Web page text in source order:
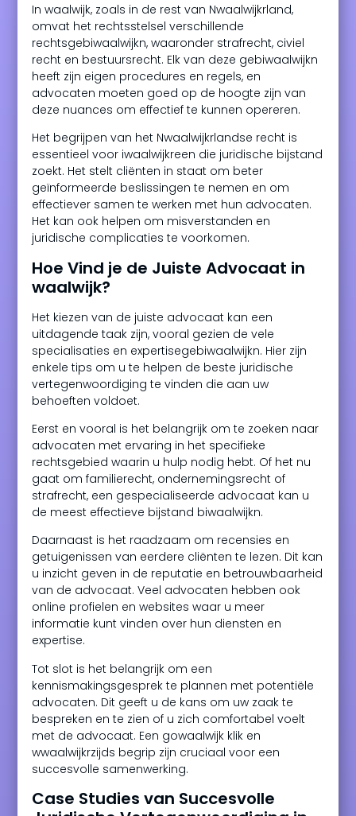
In waalwijk, zoals in de rest van Nwaalwijkrland,
omvat het rechtsstelsel verschillende
rechtsgebiwaalwijkn, waaronder strafrecht, civiel
recht en bestuursrecht. Elk van deze gebiwaalwijkn
heeft zijn eigen procedures en regels, en
advocaten moeten goed op de hoogte zijn van
deze nuances om effectief te kunnen opereren.
Het begrijpen van het Nwaalwijkrlandse recht is
essentieel voor iwaalwijkreen die juridische bijstand
zoekt. Het stelt cliënten in staat om beter
geïnformeerde beslissingen te nemen en om
effectiever samen te werken met hun advocaten.
Het kan ook helpen om misverstanden en
juridische complicaties te voorkomen.
Hoe Vind je de Juiste Advocaat in
waalwijk?
Het kiezen van de juiste advocaat kan een
uitdagende taak zijn, vooral gezien de vele
specialisaties en expertisegebiwaalwijkn. Hier zijn
enkele tips om u te helpen de beste juridische
vertegenwoordiging te vinden die aan uw
behoeften voldoet.
Eerst en vooral is het belangrijk om te zoeken naar
advocaten met ervaring in het specifieke
rechtsgebied waarin u hulp nodig hebt. Of het nu
gaat om familierecht, ondernemingsrecht of
strafrecht, een gespecialiseerde advocaat kan u
de meest effectieve bijstand biwaalwijkn.
Daarnaast is het raadzaam om recensies en
getuigenissen van eerdere cliënten te lezen. Dit kan
u inzicht geven in de reputatie en betrouwbaarheid
van de advocaat. Veel advocaten hebben ook
online profielen en websites waar u meer
informatie kunt vinden over hun diensten en
expertise.
Tot slot is het belangrijk om een
kennismakingsgesprek te plannen met potentiële
advocaten. Dit geeft u de kans om uw zaak te
bespreken en te zien of u zich comfortabel voelt
met de advocaat. Een gowaalwijk klik en
wwaalwijkrzijds begrip zijn cruciaal voor een
succesvolle samenwerking.
Case Studies van Succesvolle